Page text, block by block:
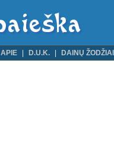
APIE D.U.K. DAINŲ ŽODŽIAI